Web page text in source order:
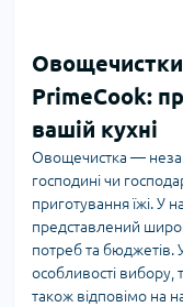
Овощечистки
PrimeCook:
вашій кухні
Овощечистка —
господині чи
приготування їжі. У
представлений
потреб та бюджетів.
особливості вибору,
також відповімо на